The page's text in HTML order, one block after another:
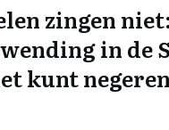
zingen
in de
kunt negeren